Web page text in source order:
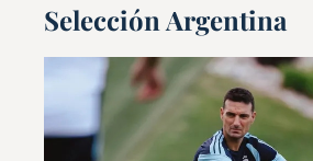
Selección Argentina